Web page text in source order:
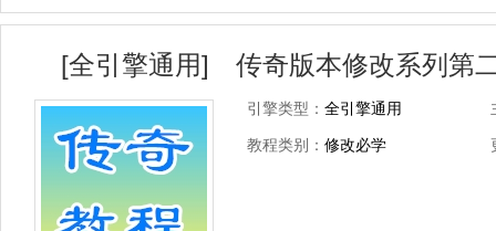
[全引擎通用] 传奇版本修改系列第
引擎类型： 全引擎通用
教程类别： 修改必学